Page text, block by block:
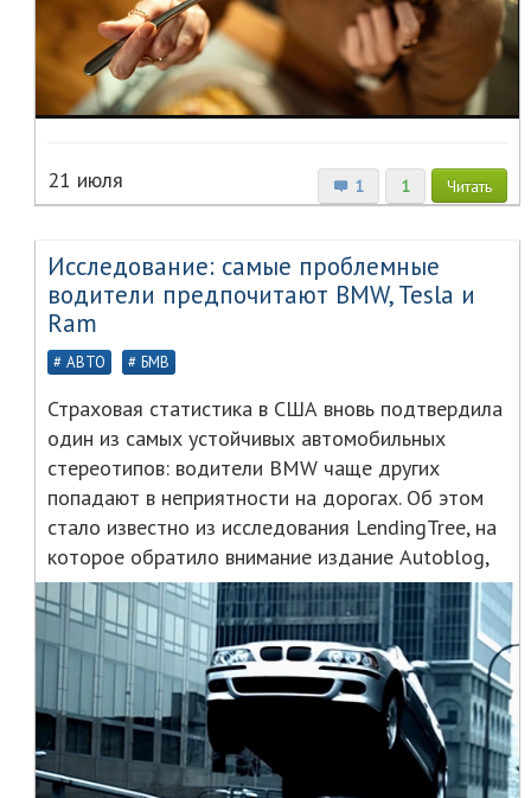
1 1 Читать
21 июля
Исследование: самые проблемные
водители предпочитают BMW, Tesla и
Ram
АВТО БМВ
Страховая статистика в США вновь подтвердила
один из самых устойчивых автомобильных
стереотипов: водители BMW чаще других
попадают в неприятности на дорогах. Об этом
стало известно из исследования LendingTree, на
которое обратило внимание издание Autoblog,